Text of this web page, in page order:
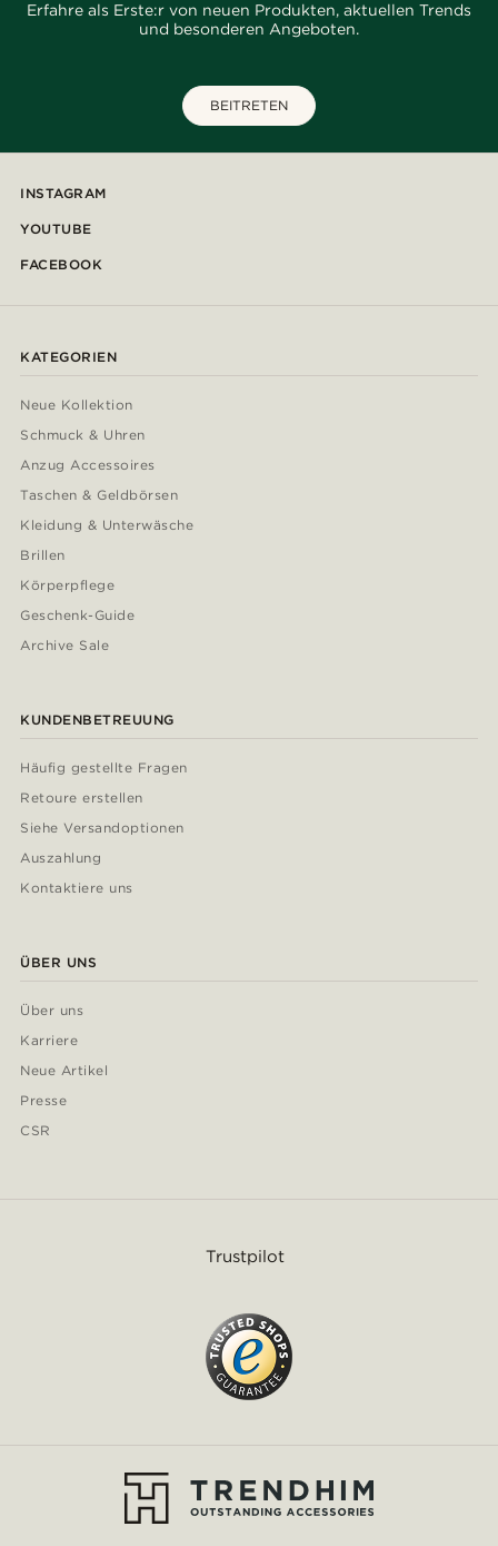
Erfahre als Erste:r von neuen Produkten, aktuellen Trends
und besonderen Angeboten.
BEITRETEN
INSTAGRAM
YOUTUBE
FACEBOOK
KATEGORIEN
Neue Kollektion
Schmuck & Uhren
Anzug Accessoires
Taschen & Geldbörsen
Kleidung & Unterwäsche
Brillen
Körperpflege
Geschenk-Guide
Archive Sale
KUNDENBETREUUNG
Häufig gestellte Fragen
Retoure erstellen
Siehe Versandoptionen
Auszahlung
Kontaktiere uns
ÜBER UNS
Über uns
Karriere
Neue Artikel
Presse
CSR
Trustpilot